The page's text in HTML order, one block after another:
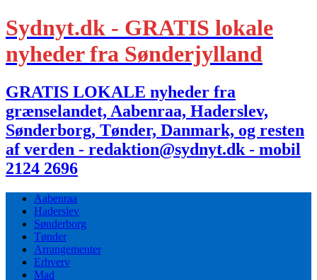
Sydnyt.dk - GRATIS lokale
nyheder fra Sønderjylland
GRATIS LOKALE nyheder fra
grænselandet, Aabenraa, Haderslev,
Sønderborg, Tønder, Danmark, og resten
af verden - redaktion@sydnyt.dk - mobil
2124 2696
Aabenraa
Haderslev
Sønderborg
Tønder
Arrangementer
Erhverv
Mad